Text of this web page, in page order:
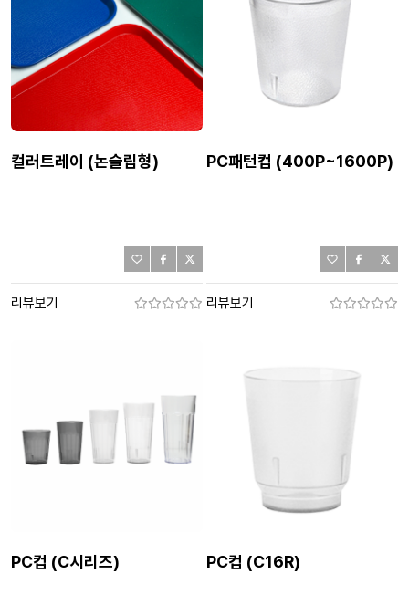
컬러트레이 (논슬립형)
리뷰보기
PC패턴컵 (400P~1600P)
리뷰보기
PC컵 (C시리즈) PC컵 (C16R)